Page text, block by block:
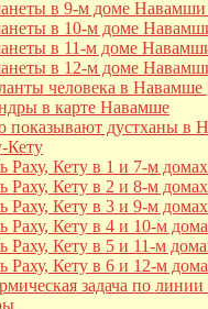
в 9-м доме
в 10-м доме
в 11-м доме
в 12-м доме
человека в
в карте Навамше
показывают дустханы в
Кету
Раху, Кету в 1 и 7-м домах
Раху, Кету в 2 и 8-м домах
Раху, Кету в 3 и 9-м домах
Раху, Кету в 4 и 10-м
Раху, Кету в 5 и 11-м
Раху, Кету в 6 и 12-м
задача по линии